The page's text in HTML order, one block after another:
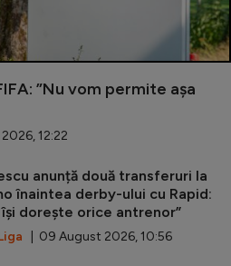
”Nu vom permite așa
12:22
anunță două transferuri la
înaintea derby-ului cu Rapid:
își dorește orice antrenor”
| 09 August 2026, 10:56